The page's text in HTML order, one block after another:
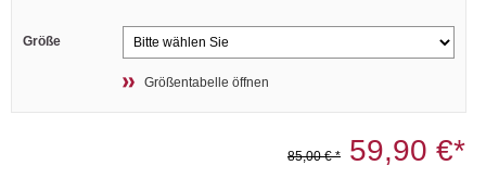
Größe
Größentabelle öffnen
85,00 € * 59,90 €*